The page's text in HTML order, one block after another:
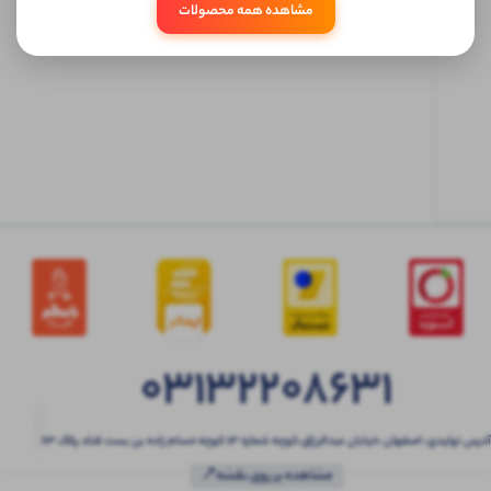
ابتدا
03132208631
آدرس تولیدی: اصفهان ،خیابان عبدالرزاق،کوچه شماره ۱۳ کوچه حسام زاده بن بست قناد پلاک ۶۳
مشاهده بر روی نقشه📍
مشاهده همه محصولات